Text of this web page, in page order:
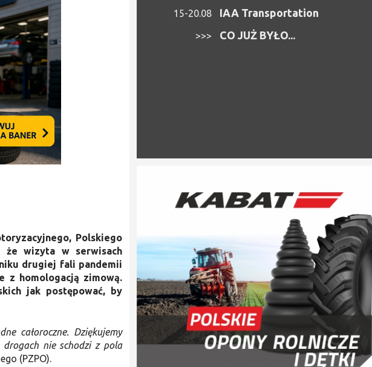
Polskiego
że wizyta w serwisach
drugiej fali pandemii
z homologacją zimową.
jak postępować, by
całoroczne. Dziękujemy
nie schodzi z pola
(PZPO).
15-20.08 IAA Transportation
>>> CO JUŻ BYŁO...